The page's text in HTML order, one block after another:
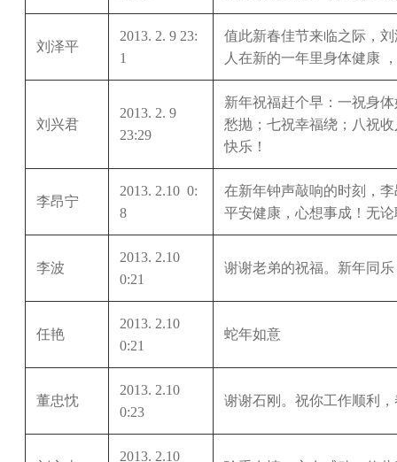
刘泽平
2013. 2. 9 23:
1
值此新春佳节来临之际，
人在新的一年里身体健康
刘兴君
2013. 2. 9
23:29
新年祝福赶个早：一祝身
愁抛；七祝幸福绕；八祝
快乐！
李昂宁
2013. 2.10 0:
8
在新年钟声敲响的时刻，
平安健康，心想事成！无
李波
2013. 2.10
0:21
谢谢老弟的祝福。新年同乐
任艳
2013. 2.10
0:21
蛇年如意
董忠忱
2013. 2.10
0:23
谢谢石刚。祝你工作顺利
2013. 2.10